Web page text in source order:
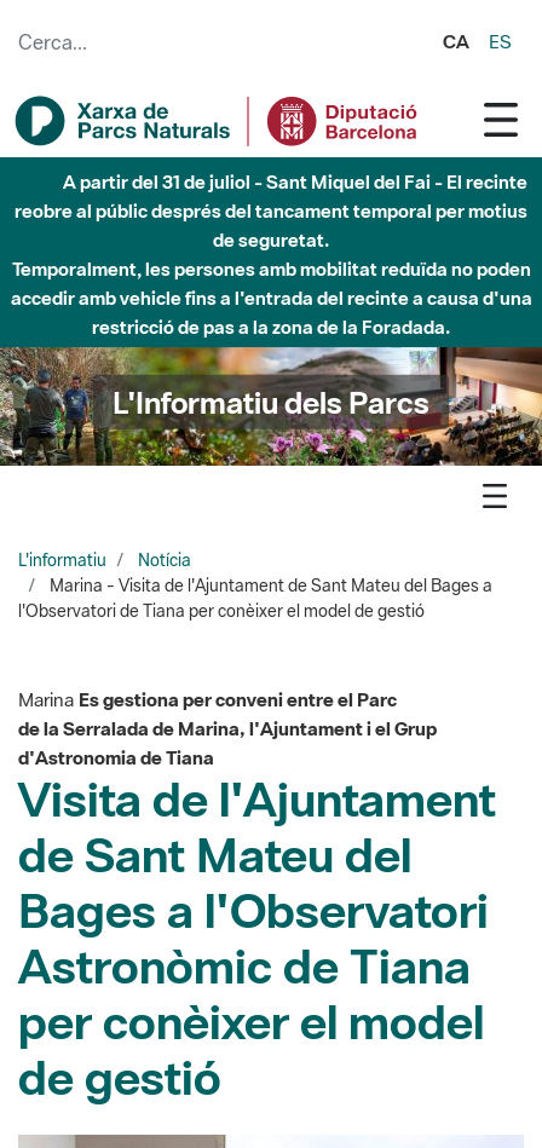
CA ES
Fins al desembre de 2026 - Parc Fluvial Besòs -
Afectacions a la llera del Parc Fluvial del Besòs degut a
obres de construcció d'una passera sobre el riu
L'Informatiu dels Parcs
L'informatiu
Notícia
Marina - Visita de l'Ajuntament de Sant Mateu del Bages a
MarinaEs gestiona per conveni entre el Parc
Visita de l'Ajuntament
de Sant Mateu del
Bages a l'Observatori
Astronòmic de Tiana
per conèixer el model
de gestió